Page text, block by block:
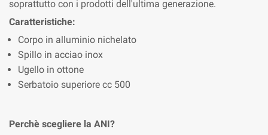
soprattutto con i prodotti dell'ultima generazione.
Caratteristiche:
Corpo in alluminio nichelato
Spillo in acciao inox
Ugello in ottone
Serbatoio superiore cc 500
Perchè scegliere la ANI?